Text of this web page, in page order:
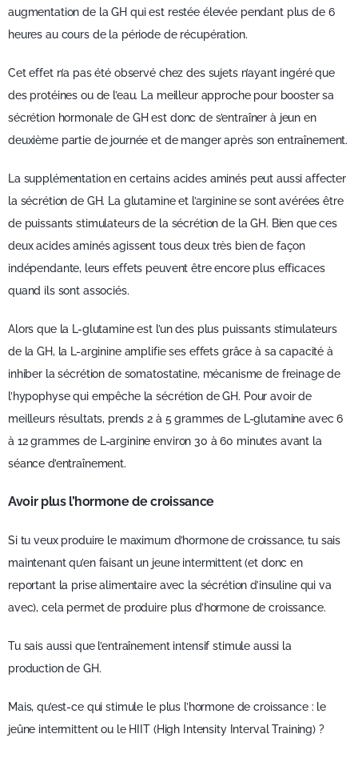
augmentation de la GH qui est restée élevée pendant plus de 6
heures au cours de la période de récupération.
Cet effet n’a pas été observé chez des sujets n’ayant ingéré que
des protéines ou de l’eau. La meilleur approche pour booster sa
sécrétion hormonale de GH est donc de s’entraîner à jeun en
deuxième partie de journée et de manger après son entraînement.
La supplémentation en certains acides aminés peut aussi affecter
la sécrétion de GH. La glutamine et l’arginine se sont avérées être
de puissants stimulateurs de la sécrétion de la GH. Bien que ces
deux acides aminés agissent tous deux très bien de façon
indépendante, leurs effets peuvent être encore plus efficaces
quand ils sont associés.
Alors que la L-glutamine est l’un des plus puissants stimulateurs
de la GH, la L-arginine amplifie ses effets grâce à sa capacité à
inhiber la sécrétion de somatostatine, mécanisme de freinage de
l’hypophyse qui empêche la sécrétion de GH. Pour avoir de
meilleurs résultats, prends 2 à 5 grammes de L-glutamine avec 6
à 12 grammes de L-arginine environ 30 à 60 minutes avant la
séance d’entraînement.
Avoir plus l’hormone de croissance
Si tu veux produire le maximum d’hormone de croissance, tu sais
maintenant qu’en faisant un jeune intermittent (et donc en
reportant la prise alimentaire avec la sécrétion d’insuline qui va
avec), cela permet de produire plus d’hormone de croissance.
Tu sais aussi que l’entraînement intensif stimule aussi la
production de GH.
Mais, qu’est-ce qui stimule le plus l’hormone de croissance : le
jeûne intermittent ou le HIIT (High Intensity Interval Training) ?